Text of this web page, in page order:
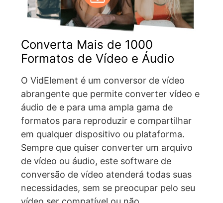
Converta Mais de 1000
Formatos de Vídeo e Áudio
O VidElement é um conversor de vídeo
abrangente que permite converter vídeo e
áudio de e para uma ampla gama de
formatos para reproduzir e compartilhar
em qualquer dispositivo ou plataforma.
Sempre que quiser converter um arquivo
de vídeo ou áudio, este software de
conversão de vídeo atenderá todas suas
necessidades, sem se preocupar pelo seu